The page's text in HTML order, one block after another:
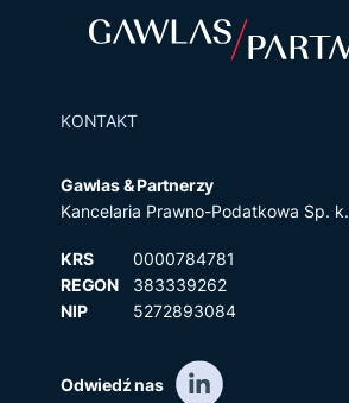
KONTAKT
Gawlas & Partnerzy
Kancelaria Prawno-Podatkowa Sp. k.
KRS
0000784781
REGON
383339262
NIP
5272893084
Odwiedź nas